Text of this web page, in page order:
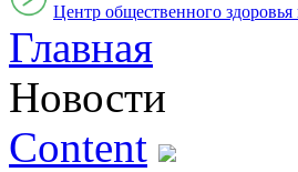
Центр общественного
Главная
Новости
Content